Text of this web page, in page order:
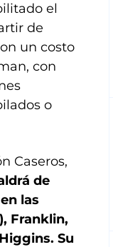
el
de
un costo
con
o
Caseros,
de
las
Franklin,
Su